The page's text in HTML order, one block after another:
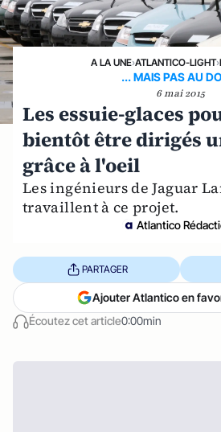
A LA UNE›ATLANTICO-LIGHT›
... MAIS PAS AU
6 mai 2015
Les essuie-glaces
bientôt être dirigés
grâce à l'oeil
Les ingénieurs de Jaguar
travaillent à ce projet.
Atlantico
Écoutez cet article0:00min
PARTAGER
Ajouter Atlantico en